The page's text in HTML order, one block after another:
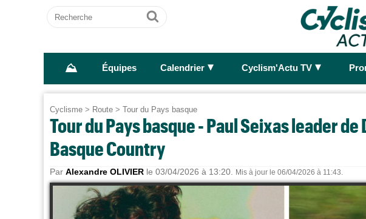
Recherche
Ok
⛰ Équipes Calendrier ► Cyclism'Actu TV ►
Cyclisme > Route > Tour du Pays basque
Tour du Pays basque - Paul Seixas leader
Basque Country
Par Alexandre OLIVIER le 03/04/2026 à 13:20. Mis à jour le 06/04/2026 à 11:43.